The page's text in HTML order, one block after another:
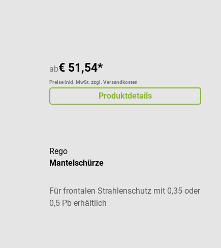
ab€ 51,54*
Preise inkl. MwSt. zzgl. Versandkosten
Produktdetails
Rego
Mantelschürze
Für frontalen Strahlenschutz mit 0,35 oder
0,5 Pb erhältlich